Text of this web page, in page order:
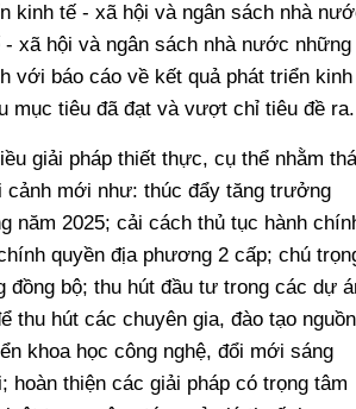
kinh tế - xã hội và ngân sách nhà
xã hội và ngân sách nhà nước những
với báo cáo về kết quả phát triển kinh
mục tiêu đã đạt và vượt chỉ tiêu đề ra.
giải pháp thiết thực, cụ thể nhằm
mới như: thúc đẩy tăng trưởng
năm 2025; cải cách thủ tục hành
quyền địa phương 2 cấp; chú
bộ; thu hút đầu tư trong các dự
thu hút các chuyên gia, đào tạo nguồn
khoa học công nghệ, đổi mới sáng
thiện các giải pháp có trọng tâm